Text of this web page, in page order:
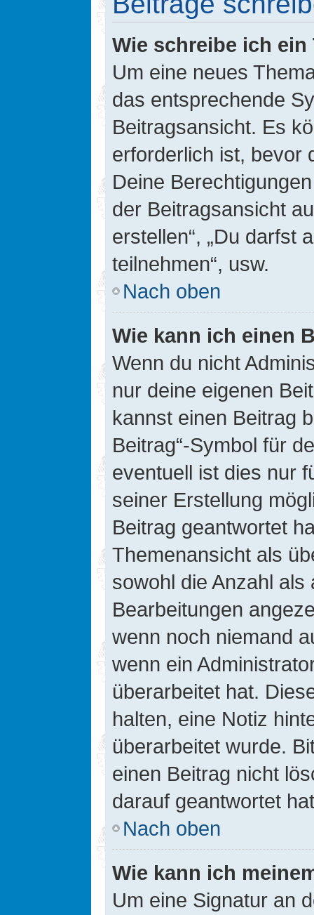
Wie schreibe ich ein
Um eine neues
das entsprechende
Beitragsansicht. Es
erforderlich ist, bevor
Deine
der Beitragsansicht
erstellen“, „Du darfst
teilnehmen“, usw.
Nach oben
Wie kann ich einen
Wenn du nicht
nur deine eigenen
kannst einen Beitrag
Beitrag“-Symbol für
eventuell ist dies nur
seiner Erstellung
Beitrag geantwortet
Themenansicht als
sowohl die Anzahl
Bearbeitungen
wenn noch niemand
wenn ein
überarbeitet hat.
halten, eine Notiz
überarbeitet wurde.
einen Beitrag nicht
darauf geantwortet
Nach oben
Wie kann ich
Um eine Signatur an